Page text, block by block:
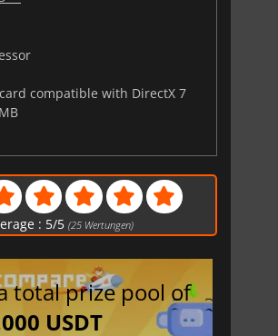
compatible with DirectX 7
: 5/5 (25 Wertungen)
total prize pool of
USDT